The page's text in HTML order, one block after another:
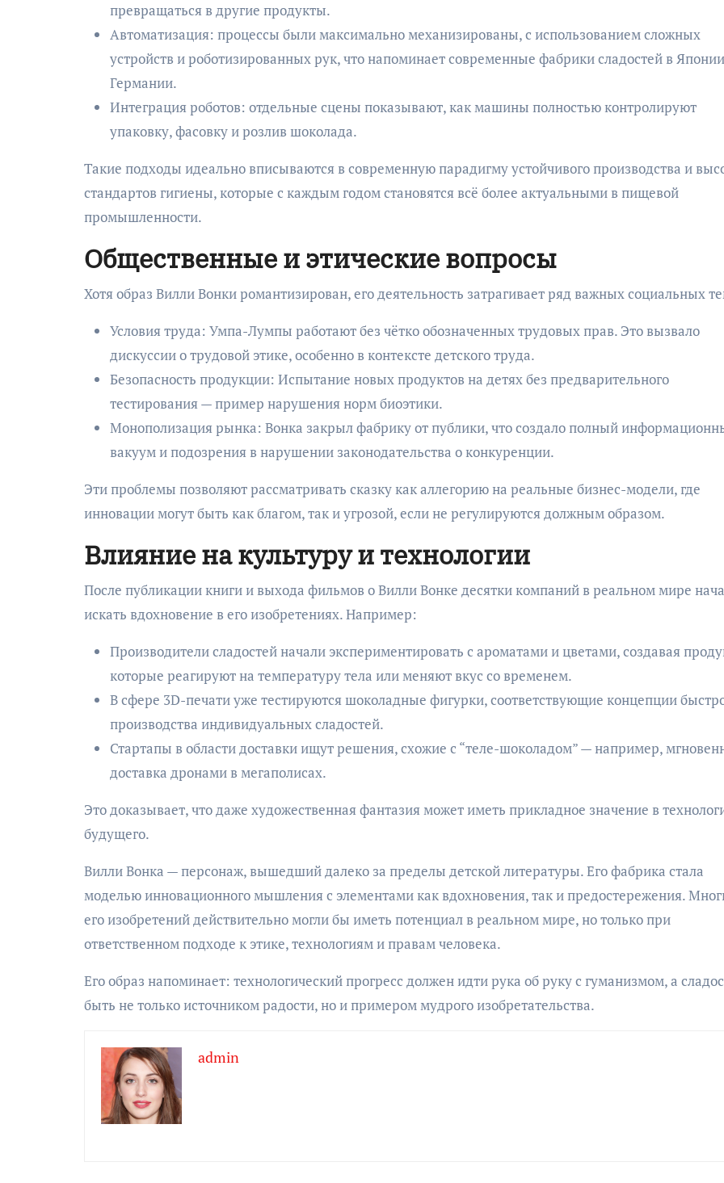
превращаться в другие продукты.
Автоматизация: процессы были максимально механизированы, с использованием сложных
устройств и роботизированных рук, что напоминает современные фабрики сладостей в
Германии.
Интеграция роботов: отдельные сцены показывают, как машины полностью контролируют
упаковку, фасовку и розлив шоколада.
Такие подходы идеально вписываются в современную парадигму устойчивого производства и
стандартов гигиены, которые с каждым годом становятся всё более актуальными в пищевой
промышленности.
Общественные и этические вопросы
Хотя образ Вилли Вонки романтизирован, его деятельность затрагивает ряд важных социальных
Условия труда: Умпа-Лумпы работают без чётко обозначенных трудовых прав. Это вызвало
дискуссии о трудовой этике, особенно в контексте детского труда.
Безопасность продукции: Испытание новых продуктов на детях без предварительного
тестирования — пример нарушения норм биоэтики.
Монополизация рынка: Вонка закрыл фабрику от публики, что создало полный
вакуум и подозрения в нарушении законодательства о конкуренции.
Эти проблемы позволяют рассматривать сказку как аллегорию на реальные бизнес-модели, где
инновации могут быть как благом, так и угрозой, если не регулируются должным образом.
Влияние на культуру и технологии
После публикации книги и выхода фильмов о Вилли Вонке десятки компаний в реальном мире
искать вдохновение в его изобретениях. Например:
Производители сладостей начали экспериментировать с ароматами и цветами, создавая
которые реагируют на температуру тела или меняют вкус со временем.
В сфере 3D-печати уже тестируются шоколадные фигурки, соответствующие концепции
производства индивидуальных сладостей.
Стартапы в области доставки ищут решения, схожие с “теле-шоколадом” — например,
доставка дронами в мегаполисах.
Это доказывает, что даже художественная фантазия может иметь прикладное значение в
будущего.
Вилли Вонка — персонаж, вышедший далеко за пределы детской литературы. Его фабрика стала
моделью инновационного мышления с элементами как вдохновения, так и предостережения.
его изобретений действительно могли бы иметь потенциал в реальном мире, но только при
ответственном подходе к этике, технологиям и правам человека.
Его образ напоминает: технологический прогресс должен идти рука об руку с гуманизмом, а
быть не только источником радости, но и примером мудрого изобретательства.
admin